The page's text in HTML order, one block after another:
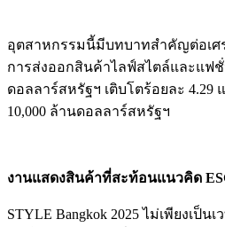
อุตสาหกรรมนี้มีบทบาทสำคัญต่อเศ
การส่งออกสินค้าไลฟ์สไตล์และแฟชั่
ดอลลาร์สหรัฐฯ เติบโตร้อยละ 4.29
10,000 ล้านดอลลาร์สหรัฐฯ
งานแสดงสินค้าที่สะท้อนแนวคิด
STYLE Bangkok 2025 ไม่เพียงเป็